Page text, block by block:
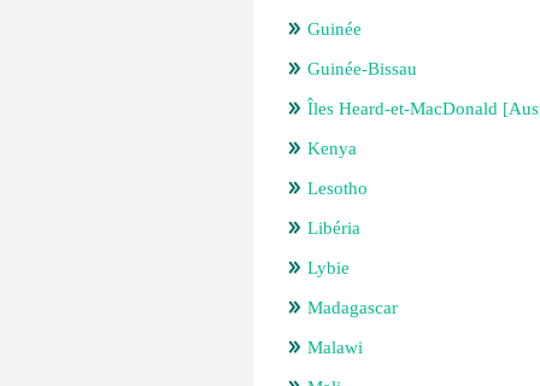
Guinée
Guinée-Bissau
Îles Heard-et-MacDonald
Kenya
Lesotho
Libéria
Lybie
Madagascar
Malawi